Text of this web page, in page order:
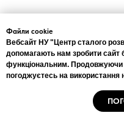
Файли cookie
Вебсайт НУ "Центр сталого
допомагають нам зробити
функціональним. Продовжуючи
погоджуєтесь на
+38(044)222-5889
+38(067)333-4556
info@csr.com.ua